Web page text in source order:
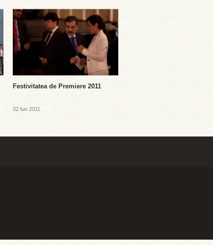
Festivitatea de Premiere 2011
02 Iun 2011